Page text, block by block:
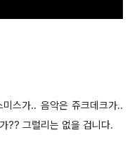
스가.. 음악은 쥬크데크가..
?? 그럴리는 없을 겁니다.